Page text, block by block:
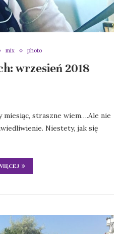
mix photo
wrzesień 2018
miesiąc, straszne wiem….Ale nie
Niestety, jak się